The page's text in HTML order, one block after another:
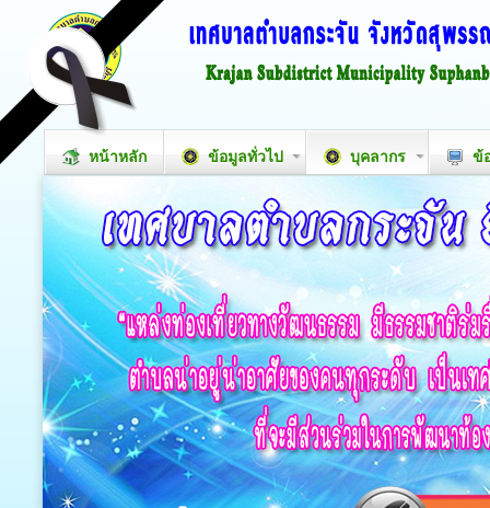
หน้าหลัก ข้อมูลทั่วไป บุคลากร ข้